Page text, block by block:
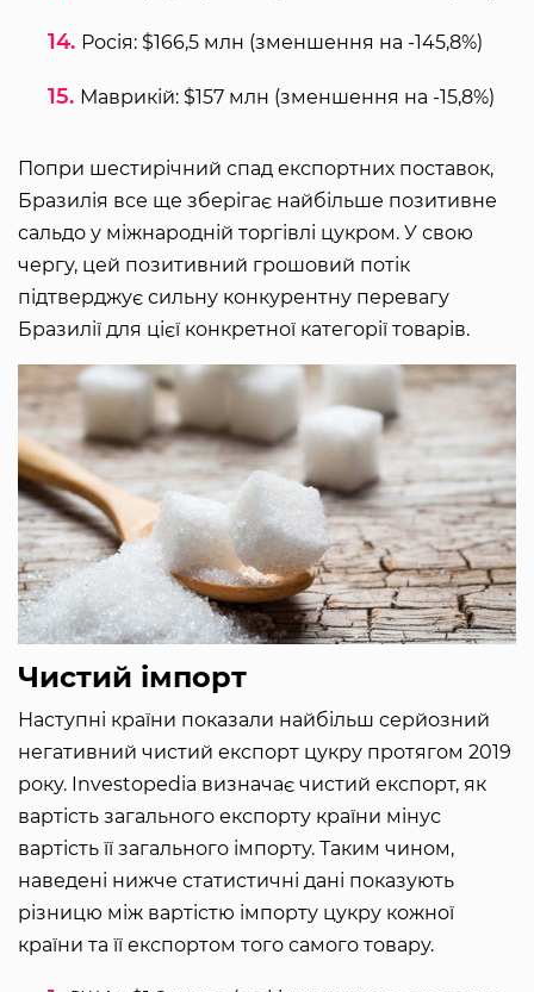
Росія: $166,5 млн (зменшення на -145,8%)
Маврикій: $157 млн (зменшення на -15,8%)
Попри шестирічний спад експортних поставок,
Бразилія все ще зберігає найбільше позитивне
сальдо у міжнародній торгівлі цукром. У свою
чергу, цей позитивний грошовий потік
підтверджує сильну конкурентну перевагу
Бразилії для цієї конкретної категорії товарів.
Чистий імпорт
Наступні країни показали найбільш серйозний
негативний чистий експорт цукру протягом 2019
року. Investopedia визначає чистий експорт, як
вартість загального експорту країни мінус
вартість її загального імпорту. Таким чином,
наведені нижче статистичні дані показують
різницю між вартістю імпорту цукру кожної
країни та її експортом того самого товару.